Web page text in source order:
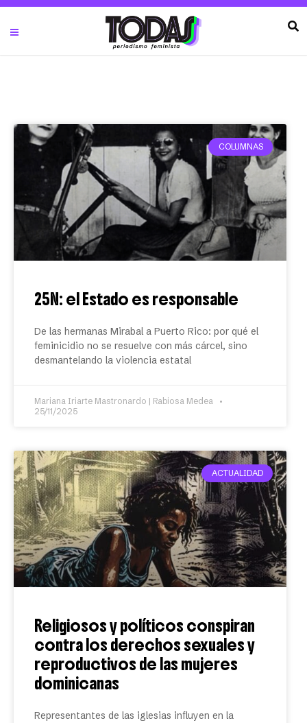
COLUMNAS
25N: el Estado es responsable
De las hermanas Mirabal a Puerto Rico: por qué el
feminicidio no se resuelve con más cárcel, sino
desmantelando la violencia estatal
Mariana Iriarte Mastronardo | Rabiosa Medea
25/11/2025
ACTUALIDAD
Religiosos y políticos conspiran
contra los derechos sexuales y
reproductivos de las mujeres
dominicanas
Representantes de las iglesias influyen en la